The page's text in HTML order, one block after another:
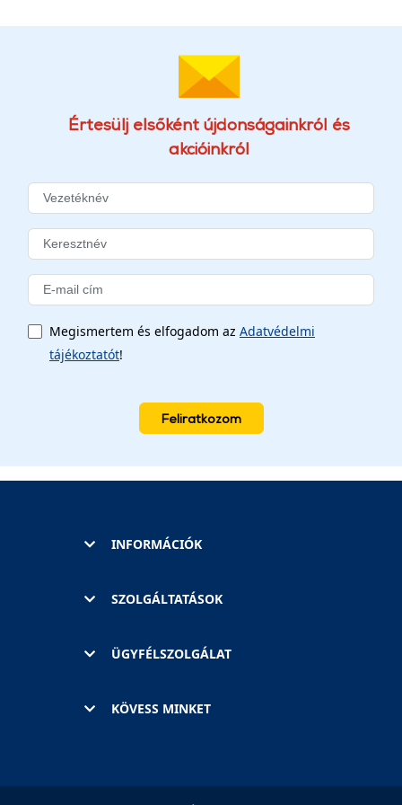
Értesülj elsőként újdonságainkról és
akcióinkról
Megismertem és elfogadom az Adatvédelmi
tájékoztatót!
Feliratkozom
INFORMÁCIÓK
SZOLGÁLTATÁSOK
ÜGYFÉLSZOLGÁLAT
KÖVESS MINKET